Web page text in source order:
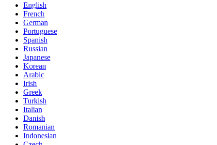
English
French
German
Portuguese
Spanish
Russian
Japanese
Korean
Arabic
Irish
Greek
Turkish
Italian
Danish
Romanian
Indonesian